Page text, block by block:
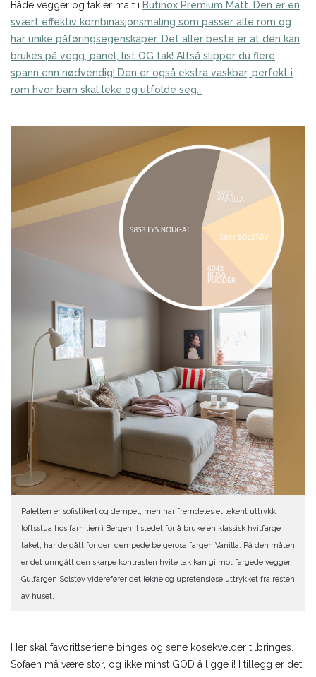
Både vegger og tak er malt i Butinox Premium Matt. Den er en
svært effektiv kombinasjonsmaling som passer alle rom og
har unike påføringsegenskaper. Det aller beste er at den kan
brukes på vegg, panel, list OG tak! Altså slipper du flere
spann enn nødvendig! Den er også ekstra vaskbar, perfekt i
rom hvor barn skal leke og utfolde seg.
Paletten er sofistikert og dempet, men har fremdeles et lekent uttrykk i
loftsstua hos familien i Bergen. I stedet for å bruke en klassisk hvitfarge i
taket, har de gått for den dempede beigerosa fargen Vanilla. På den måten
er det unngått den skarpe kontrasten hvite tak kan gi mot fargede vegger.
Gulfargen Solstøv viderefører det lekne og upretensiøse uttrykket fra resten
av huset.
Her skal favorittseriene binges og sene kosekvelder tilbringes.
Sofaen må være stor, og ikke minst GOD å ligge i! I tillegg er det